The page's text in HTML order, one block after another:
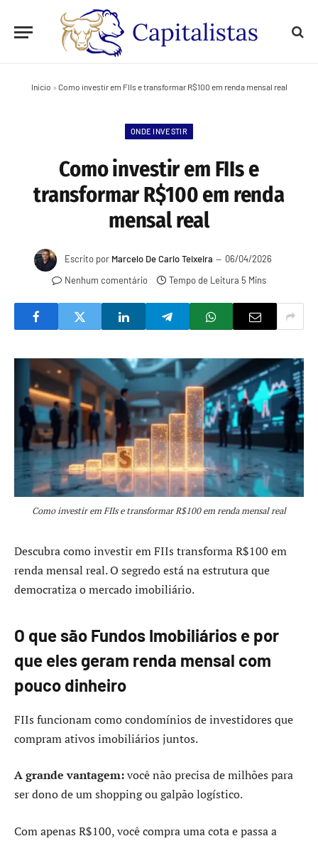
Início » Como investir em FIIs e transformar R$100 em renda mensal real
ONDE INVESTIR
Como investir em FIIs e
transformar R$100 em renda
mensal real
Escrito por Marcelo De Carlo Teixeira
06/04/2026
Nenhum comentário
Tempo de Leitura 5 Mins
Como investir em FIIs e transformar R$100 em renda mensal real
Descubra como investir em FIIs transforma R$100 em
renda mensal real. O segredo está na estrutura que
democratiza o mercado imobiliário.
O que são Fundos Imobiliários e por
que eles geram renda mensal com
pouco dinheiro
FIIs funcionam como condomínios de investidores que
compram ativos imobiliários juntos.
A grande vantagem:você não precisa de milhões para
ser dono de um shopping ou galpão logístico.
Com apenas R$100, você compra uma cota e passa a